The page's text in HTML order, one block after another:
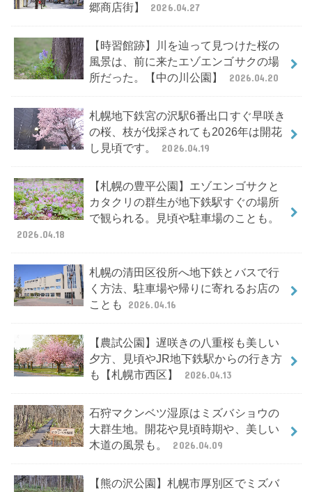
郷商店街】
2026.04.27
【時習館跡】川を辿って見つけた桜の
風景は、前に来たエゾエンゴサクの場
所だった。【中の川公園】
2026.04.20
札幌地下鉄宮の沢駅6番出口すぐ早咲き
の桜、枝が伐採されても2026年は開花
し見頃です。
2026.04.19
【札幌の豊平公園】エゾエンゴサクと
カタクリの群生が地下鉄駅すぐの場所
で観られる。見頃や駐車場のことも。
2026.04.18
札幌の清田区役所へ地下鉄とバスで行
く方法、駐車場や帰りに寄れるお店の
ことも
2026.04.16
【農試公園】遅咲きの八重桜も美しい
夕方、見頃やJR地下鉄駅からの行き方
も【札幌市西区】
2026.04.13
石狩マクンベツ湿原はミズバショウの
大群生地。開花や見頃時期や、美しい
木道の風景も。
2026.04.09
【熊の沢公園】札幌市厚別区でミズバ